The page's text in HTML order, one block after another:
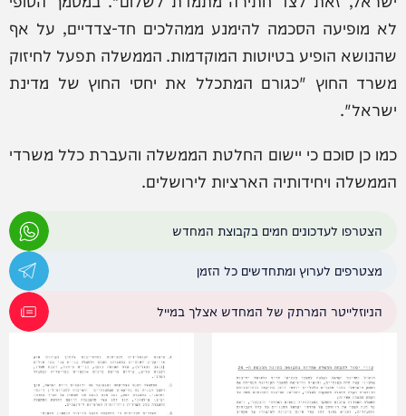
לא מופיעה הסכמה להימנע ממהלכים חד-צדדיים, על אף
שהנושא הופיע בטיוטות המוקדמות. הממשלה תפעל לחיזוק
משרד החוץ "כגורם המתכלל את יחסי החוץ של מדינת
ישראל".
כמו כן סוכם כי יישום החלטת הממשלה והעברת כלל משרדי
הממשלה ויחידותיה הארציות לירושלים.
הצטרפו לעדכונים חמים בקבוצת המחדש
מצטרפים לערוץ ומתחדשים כל הזמן
הניוזלייטר המרתק של המחדש אצלך במייל